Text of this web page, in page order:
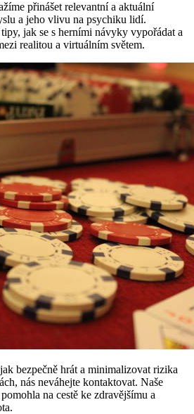
přinášet relevantní a aktuální
a jeho vlivu na psychiku lidí.
jak se s herními návyky vypořádat a
realitou a virtuálním světem.
bezpečně hrát a minimalizovat rizika
nás neváhejte kontaktovat. Naše
na cestě ke zdravějšímu a